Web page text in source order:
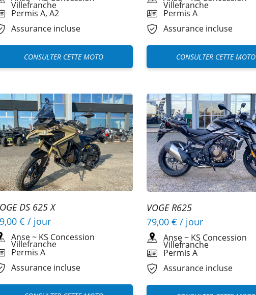
Villefranche
Permis A, A2
Assurance incluse
CONSULTER CETTE MOTO
Villefranche
Permis A
Assurance incluse
CONSULTER CETTE MOTO
DS 625 X
€ / jour
Anse~ KS Concession
Villefranche
Permis A
Assurance incluse
VOGE R625
79,00 € / jour
Anse~ KS Concession
Villefranche
Permis A
Assurance incluse